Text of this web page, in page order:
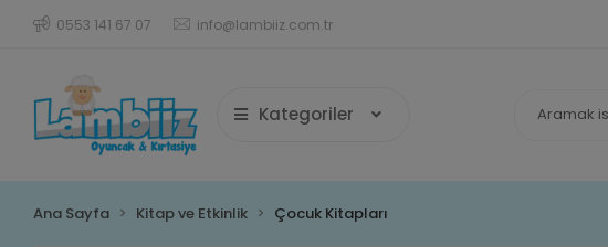
0553 141 67 07 info@lambiiz.com.tr
Kategoriler
Ana Sayfa Kitap ve Etkinlik Çocuk Kitapları